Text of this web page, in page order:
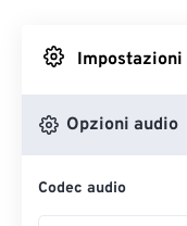
Opzioni audio
Codec audio